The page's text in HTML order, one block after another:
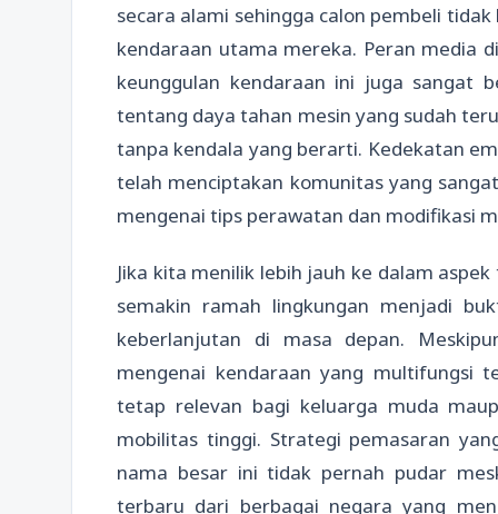
secara alami sehingga calon pembeli
kendaraan utama mereka. Peran media
keunggulan kendaraan ini juga sangat
tentang daya tahan mesin yang sudah
tanpa kendala yang berarti. Kedekatan
telah menciptakan komunitas yang
mengenai tips perawatan dan modifikasi
Jika kita menilik lebih jauh ke dalam
semakin ramah lingkungan menjadi
keberlanjutan di masa depan.
mengenai kendaraan yang multifungsi
tetap relevan bagi keluarga muda
mobilitas tinggi. Strategi pemasaran
nama besar ini tidak pernah pudar
terbaru dari berbagai negara yang